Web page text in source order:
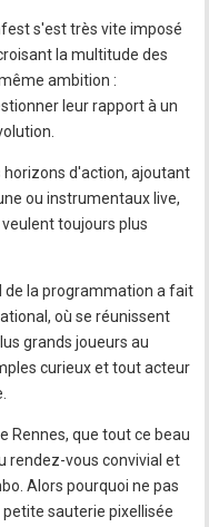
s'est très vite imposé
la multitude des
ambition :
leur rapport à un
horizons d'action, ajoutant
ou instrumentaux live,
toujours plus
de la programmation a fait
où se réunissent
grands joueurs au
curieux et tout acteur
Rennes, que tout ce beau
rendez-vous convivial et
Alors pourquoi ne pas
sauterie pixellisée